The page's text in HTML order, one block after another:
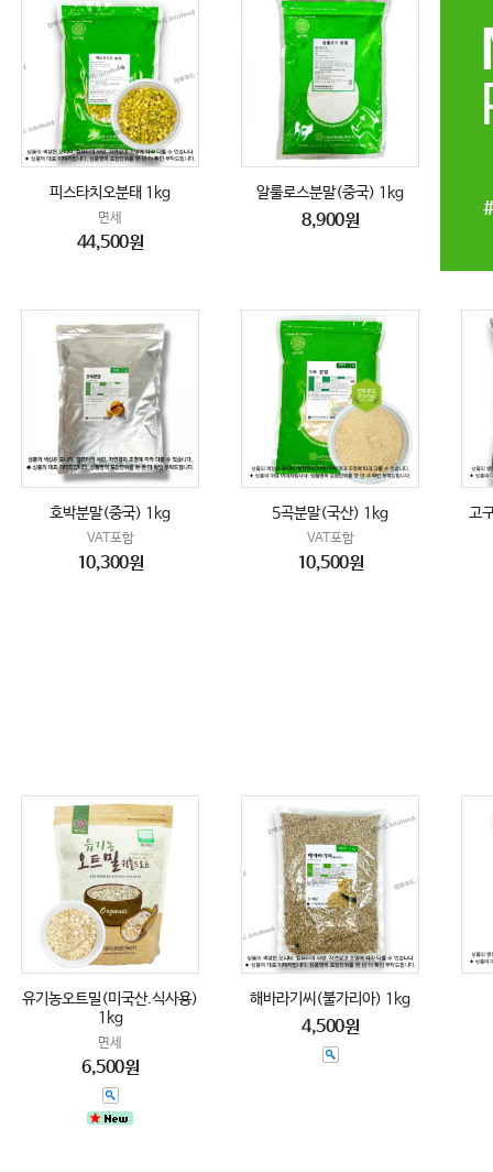
피스타치오분태 1kg
면세
44,500원
알룰로스분말(중국) 1kg
8,900원
호박분말(중국) 1kg
VAT포함
10,300원
5곡분말(국산) 1kg
VAT포함
10,500원
고
유기농오트밀(미국산.식사용)
1kg
면세
6,500원
해바라기씨(불가리아) 1kg
4,500원